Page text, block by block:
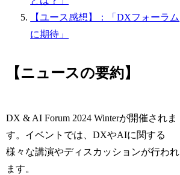
【ユース感想】：「DXフォーラム
に期待」
【ニュースの要約】
DX & AI Forum 2024 Winterが開催されま
す。イベントでは、DXやAIに関する
様々な講演やディスカッションが行われ
ます。